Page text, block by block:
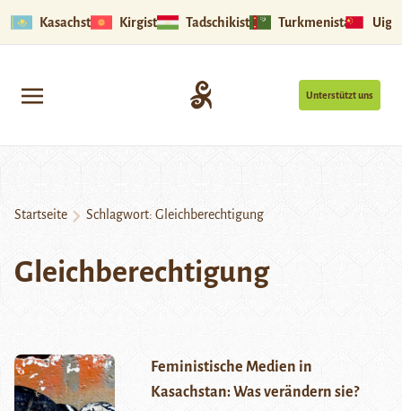
Kasachstan Kirgistan Tadschikistan Turkmenistan
Unterstützt uns
Startseite Schlagwort: Gleichberechtigung
Gleichberechtigung
Feministische Medien in
Kasachstan: Was verändern sie?